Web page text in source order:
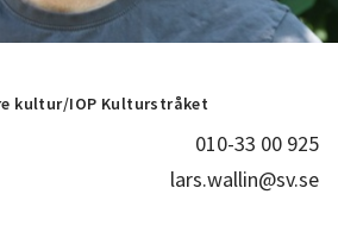
kultur/IOP Kulturstråket
010-33 00 925
lars.wallin@sv.se